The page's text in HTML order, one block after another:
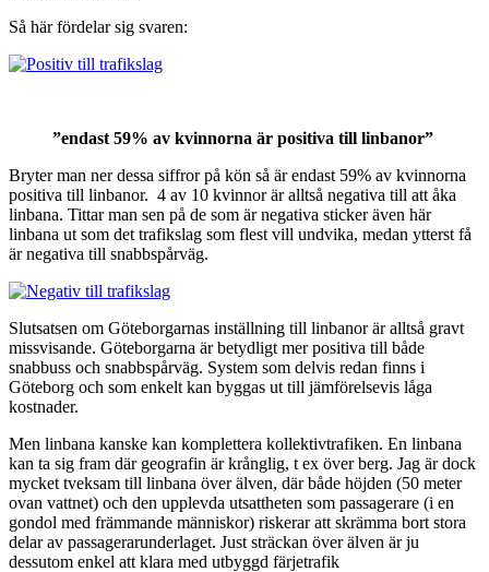
Så här fördelar sig svaren:
”endast 59% av kvinnorna är positiva till linbanor”
Bryter man ner dessa siffror på kön så är endast 59% av kvinnorna
positiva till linbanor. 4 av 10 kvinnor är alltså negativa till att åka
linbana. Tittar man sen på de som är negativa sticker även här
linbana ut som det trafikslag som flest vill undvika, medan ytterst få
är negativa till snabbspårväg.
Slutsatsen om Göteborgarnas inställning till linbanor är alltså gravt
missvisande. Göteborgarna är betydligt mer positiva till både
snabbuss och snabbspårväg. System som delvis redan finns i
Göteborg och som enkelt kan byggas ut till jämförelsevis låga
kostnader.
Men linbana kanske kan komplettera kollektivtrafiken. En linbana
kan ta sig fram där geografin är krånglig, t ex över berg. Jag är dock
mycket tveksam till linbana över älven, där både höjden (50 meter
ovan vattnet) och den upplevda utsattheten som passagerare (i en
gondol med främmande människor) riskerar att skrämma bort stora
delar av passagerarunderlaget. Just sträckan över älven är ju
dessutom enkel att klara med utbyggd färjetrafik